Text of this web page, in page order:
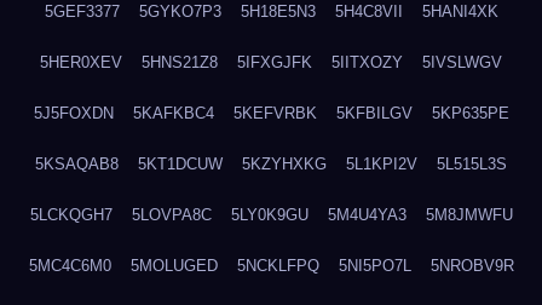
5GEF3377 5GYKO7P3 5H18E5N3 5H4C8VII 5HANI4XK
5HER0XEV 5HNS21Z8 5IFXGJFK 5IITXOZY 5IVSLWGV
5J5FOXDN 5KAFKBC4 5KEFVRBK 5KFBILGV 5KP635PE
5KSAQAB8 5KT1DCUW 5KZYHXKG 5L1KPI2V 5L515L3S
5LCKQGH7 5LOVPA8C 5LY0K9GU 5M4U4YA3 5M8JMWFU
5MC4C6M0 5MOLUGED 5NCKLFPQ 5NI5PO7L 5NROBV9R